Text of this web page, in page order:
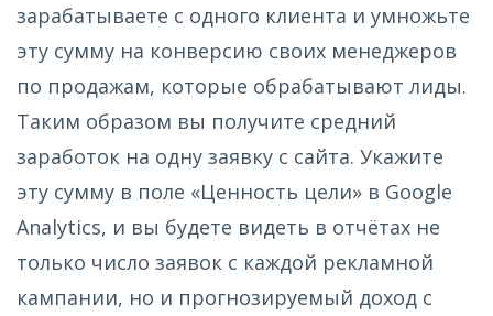
зарабатываете с одного клиента и умножьте
эту сумму на конверсию своих менеджеров
по продажам, которые обрабатывают лиды.
Таким образом вы получите средний
заработок на одну заявку с сайта. Укажите
эту сумму в поле «Ценность цели» в Google
Analytics, и вы будете видеть в отчётах не
только число заявок с каждой рекламной
кампании, но и прогнозируемый доход с